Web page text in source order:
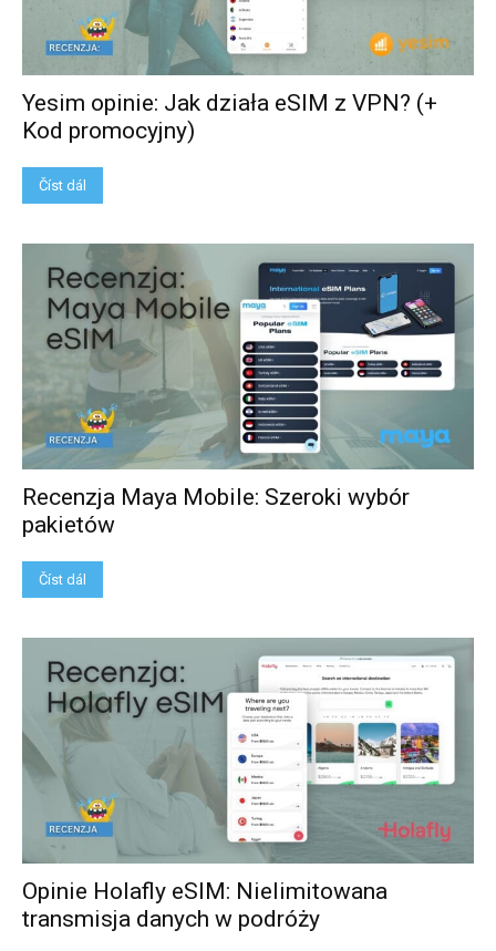
Yesim opinie: Jak działa eSIM z VPN? (+
Kod promocyjny)
Číst dál
Recenzja Maya Mobile: Szeroki wybór
pakietów
Číst dál
Opinie Holafly eSIM: Nielimitowana
transmisja danych w podróży